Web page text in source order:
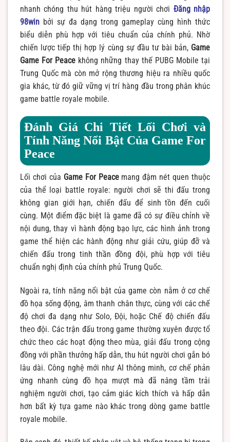
nhanh chóng thu hút hàng triệu người chơi Đăng nhập
98win bởi sự đa dạng trong gameplay cùng hình thức
biểu diễn phù hợp với tiêu chuẩn của chính phủ. Nhờ
chiến lược tiếp thị hợp lý cùng sự đầu tư bài bản, Game
Game For Peace không những thay thế PUBG Mobile tại
Trung Quốc mà còn mở rộng thương hiệu ra nhiều quốc
gia khác, từ đó giữ vững vị trí hàng đầu trong phân khúc
game battle royale mobile.
Đánh Giá Chi Tiết Lối Chơi và
Tính Năng Nổi Bật Của Game For
Peace
Lối chơi của Game For Peacemang đậm nét quen thuộc
của thể loại battle royale: người chơi sẽ thi đấu trong
không gian giới hạn, chiến đấu để sinh tồn đến cuối
cùng. Một điểm đặc biệt là game đã có sự điều chỉnh về
nội dung, thay vì hành động bạo lực, các hình ảnh trong
game thể hiện các hành động như giải cứu, giúp đỡ và
chiến đấu trong tinh thần đồng đội, phù hợp với tiêu
chuẩn nghị định của chính phủ Trung Quốc.
Ngoài ra, tính năng nổi bật của game còn nằm ở cơ chế
đồ họa sống động, âm thanh chân thực, cùng với các chế
độ chơi đa dạng như Solo, Đội, hoặc Chế độ chiến đấu
theo đội. Các trận đấu trong game thường xuyên được tổ
chức theo các hoạt động theo mùa, giải đấu trong cộng
đồng với phần thưởng hấp dẫn, thu hút người chơi gắn bó
lâu dài. Công nghệ mới như AI thông minh, cơ chế phản
ứng nhanh cùng đồ họa mượt mà đã nâng tầm trải
nghiệm người chơi, tạo cảm giác kích thích và hấp dẫn
hơn bất kỳ tựa game nào khác trong dòng game battle
royale mobile.